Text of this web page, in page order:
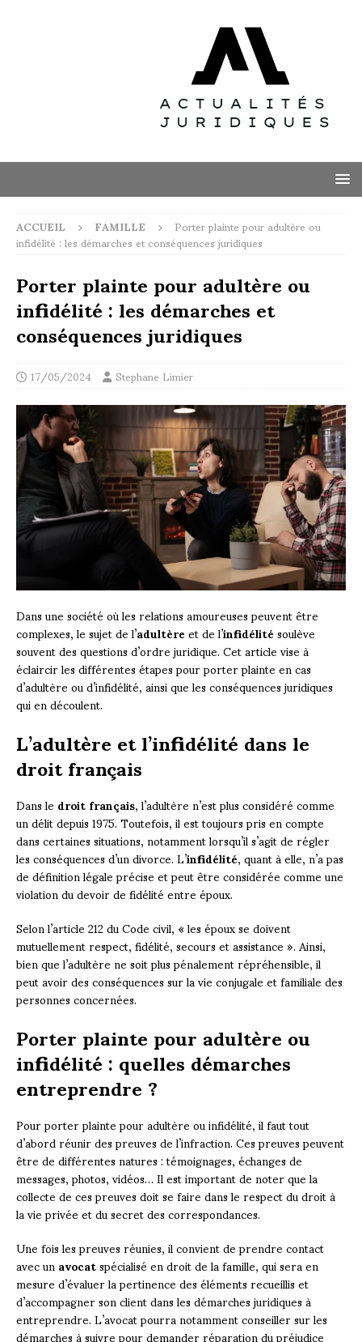
ACCUEIL FAMILLE Porter plainte pour adultère ou
infidélité : les démarches et conséquences juridiques
Porter plainte pour adultère ou
infidélité : les démarches et
conséquences juridiques
17/05/2024 Stephane Limier
Dans une société où les relations amoureuses peuvent être
complexes, le sujet de l’adultèreet de l’infidélitésoulève
souvent des questions d’ordre juridique. Cet article vise à
éclaircir les différentes étapes pour porter plainte en cas
d’adultère ou d’infidélité, ainsi que les conséquences juridiques
qui en découlent.
L’adultère et l’infidélité dans le
droit français
Dans ledroit français, l’adultère n’est plus considéré comme
un délit depuis 1975. Toutefois, il est toujours pris en compte
dans certaines situations, notamment lorsqu’il s’agit de régler
les conséquences d’un divorce. L’infidélité, quant à elle, n’a pas
de définition légale précise et peut être considérée comme une
violation du devoir de fidélité entre époux.
Selon l’article 212 du Code civil, « les époux se doivent
mutuellement respect, fidélité, secours et assistance ». Ainsi,
bien que l’adultère ne soit plus pénalement répréhensible, il
peut avoir des conséquences sur la vie conjugale et familiale des
personnes concernées.
Porter plainte pour adultère ou
infidélité : quelles démarches
entreprendre ?
Pour porter plainte pour adultère ou infidélité, il faut tout
d’abord réunir des preuves de l’infraction. Ces preuves peuvent
être de différentes natures : témoignages, échanges de
messages, photos, vidéos… Il est important de noter que la
collecte de ces preuves doit se faire dans le respect du droit à
la vie privée et du secret des correspondances.
Une fois les preuves réunies, il convient de prendre contact
avec unavocatspécialisé en droit de la famille, qui sera en
mesure d’évaluer la pertinence des éléments recueillis et
d’accompagner son client dans les démarches juridiques à
entreprendre. L’avocat pourra notamment conseiller sur les